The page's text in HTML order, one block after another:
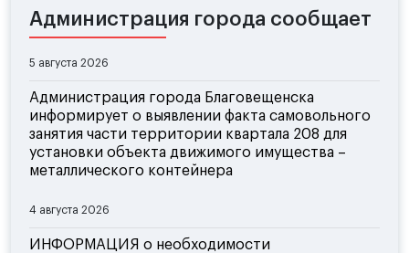
Администрация города сообщает
5 августа 2026
Администрация города Благовещенска
информирует о выявлении факта самовольного
занятия части территории квартала 208 для
установки объекта движимого имущества –
металлического контейнера
4 августа 2026
ИНФОРМАЦИЯ о необходимости